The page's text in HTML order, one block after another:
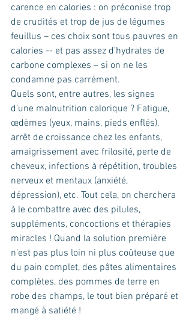
carence en calories : on préconise trop
de crudités et trop de jus de légumes
feuillus – ces choix sont tous pauvres en
calories -- et pas assez d’hydrates de
carbone complexes – si on ne les
condamne pas carrément.
Quels sont, entre autres, les signes
d’une malnutrition calorique ? Fatigue,
œdèmes (yeux, mains, pieds enflés),
arrêt de croissance chez les enfants,
amaigrissement avec frilosité, perte de
cheveux, infections à répétition, troubles
nerveux et mentaux (anxiété,
dépression), etc. Tout cela, on cherchera
à le combattre avec des pilules,
suppléments, concoctions et thérapies
miracles ! Quand la solution première
n’est pas plus loin ni plus coûteuse que
du pain complet, des pâtes alimentaires
complètes, des pommes de terre en
robe des champs, le tout bien préparé et
mangé à satiété !